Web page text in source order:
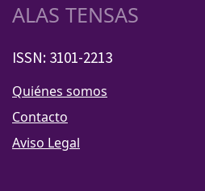
ALAS TENSAS
ISSN: 3101-2213
Quiénes somos
Contacto
Aviso Legal